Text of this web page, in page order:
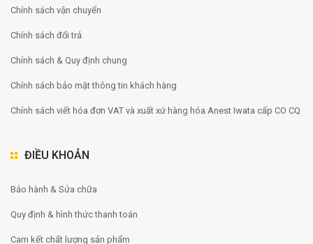
Chính sách vận chuyển
Chính sách đổi trả
Chính sách & Quy định chung
Chính sách bảo mật thông tin khách hàng
Chính sách viết hóa đơn VAT và xuất xứ hàng hóa Anest Iwata cấp CO CQ
ĐIỀU KHOẢN
Bảo hành & Sửa chữa
Quy định & hình thức thanh toán
Cam kết chất lượng sản phẩm